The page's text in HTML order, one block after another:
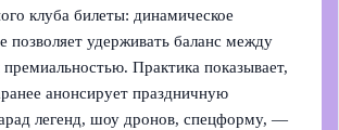
клуба билеты: динамическое
позволяет удерживать баланс между
Практика показывает,
анонсирует праздничную
легенд, шоу дронов, спецформу, —